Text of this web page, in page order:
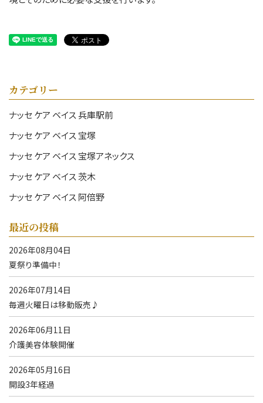
カテゴリー
ナッセ ケア ベイス 兵庫駅前
ナッセ ケア ベイス 宝塚
ナッセ ケア ベイス 宝塚アネックス
ナッセ ケア ベイス 茨木
ナッセ ケア ベイス 阿倍野
最近の投稿
2026年08月04日
夏祭り準備中！
2026年07月14日
毎週火曜日は移動販売♪
2026年06月11日
介護美容体験開催
2026年05月16日
開設3年経過